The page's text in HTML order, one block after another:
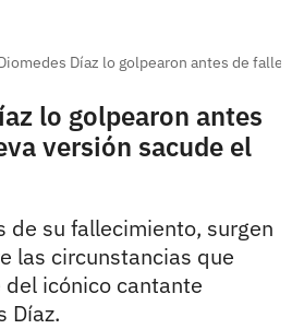
Díaz lo golpearon antes de
lo golpearon antes
versión sacude el
de su fallecimiento, surgen
las circunstancias que
icónico cantante
Díaz.